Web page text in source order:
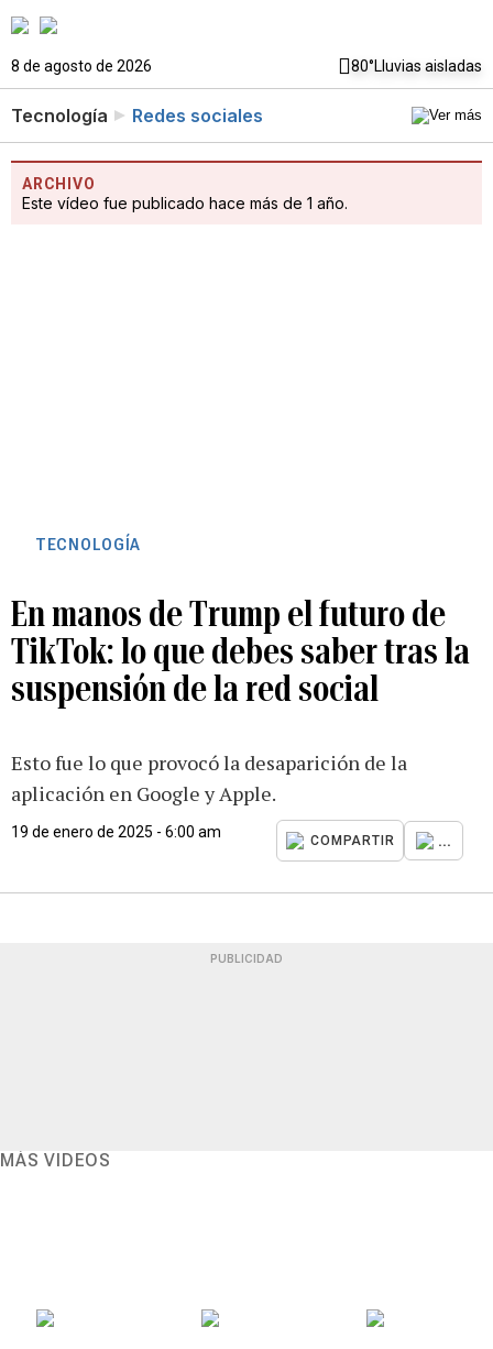
8 de agosto de 2026 80°Lluvias aisladas
Tecnología Redes sociales
ARCHIVO
Este vídeo fue publicado hace más de 1 año.
TECNOLOGÍA
En manos de Trump el futuro de
TikTok: lo que debes saber tras la
suspensión de la red social
Esto fue lo que provocó la desaparición de la
aplicación en Google y Apple.
19 de enero de 2025 - 6:00 am
COMPARTIR ...
PUBLICIDAD
MÁS VIDEOS